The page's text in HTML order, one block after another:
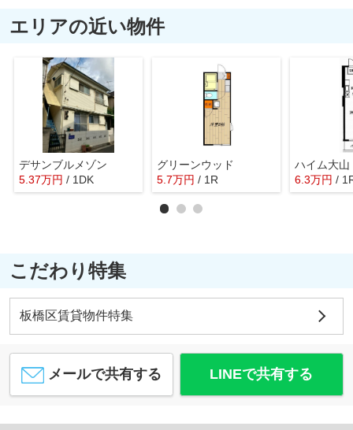
エリアの近い物件
デサンブルメゾン
5.37万円 / 1DK
グリーンウッド
5.7万円 / 1R
ハイム大山
6.3万円 /
こだわり特集
板橋区賃貸物件特集
メールで共有する LINEで共有する